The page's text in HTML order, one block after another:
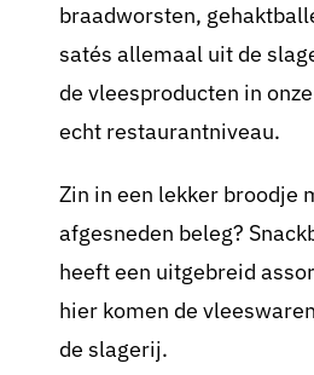
braadworsten,
satés allemaal uit de
de vleesproducten in
echt restaurantniveau.
Zin in een lekker broodje
afgesneden beleg?
heeft een uitgebreid
hier komen de
de slagerij.